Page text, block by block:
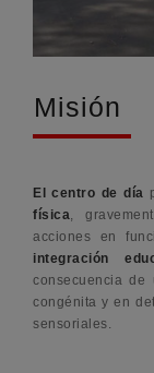
Misión
El centro de día
física,
acciones en
integración
consecuencia de
congénita y en
sensoriales.